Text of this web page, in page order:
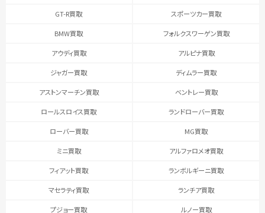
GT-R買取 スポーツカー買取
BMW買取 フォルクスワーゲン買取
アウディ買取 アルピナ買取
ジャガー買取 ディムラー買取
アストンマーチン買取 ベントレー買取
ロールスロイス買取 ランドローバー買取
ローバー買取 MG買取
ミニ買取 アルファロメオ買取
フィアット買取 ランボルギーニ買取
マセラティ買取 ランチア買取
プジョー買取 ルノー買取